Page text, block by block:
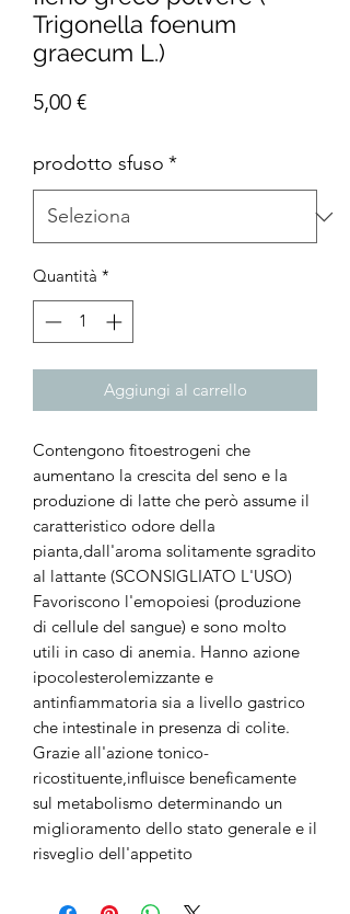
Trigonella foenum
graecum L.)
5,00 €Prezzo
prodotto sfuso *
Quantità *
Aggiungi al carrello
Contengono fitoestrogeni che
aumentano la crescita del seno e la
produzione di latte che però assume il
caratteristico odore della
pianta,dall'aroma solitamente sgradito
al lattante (SCONSIGLIATO L'USO)
Favoriscono l'emopoiesi (produzione
di cellule del sangue) e sono molto
utili in caso di anemia. Hanno azione
ipocolesterolemizzante e
antinfiammatoria sia a livello gastrico
che intestinale in presenza di colite.
Grazie all'azione tonico-
ricostituente,influisce beneficamente
sul metabolismo determinando un
miglioramento dello stato generale e il
risveglio dell'appetito